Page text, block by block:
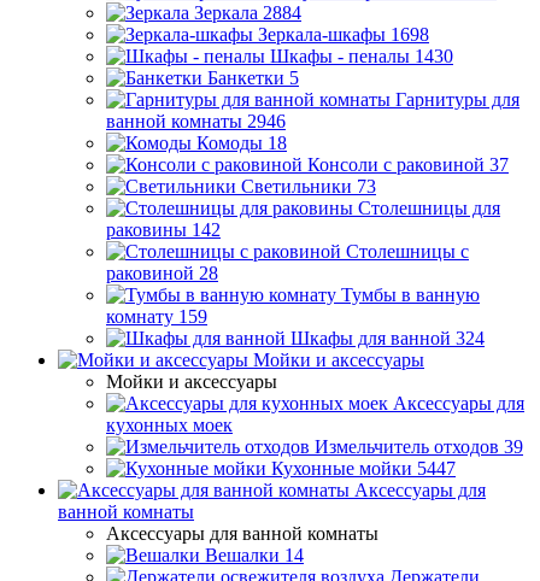
Зеркала 2884
Зеркала-шкафы 1698
Шкафы - пеналы 1430
Банкетки 5
Гарнитуры для
ванной комнаты 2946
Комоды 18
Консоли с раковиной 37
Светильники 73
Столешницы для
раковины 142
Столешницы с
раковиной 28
Тумбы в ванную
комнату 159
Шкафы для ванной 324
Мойки и аксессуары
Мойки и аксессуары
Аксессуары для
кухонных моек
Измельчитель отходов 39
Кухонные мойки 5447
Аксессуары для
ванной комнаты
Аксессуары для ванной комнаты
Вешалки 14
Держатели